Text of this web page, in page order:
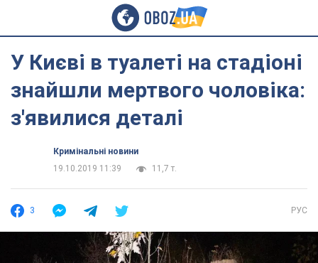
У Києві в туалеті на стадіоні
знайшли мертвого чоловіка:
з'явилися деталі
Кримінальні новини
19.10.2019 11:39
11,7 т.
3 РУС